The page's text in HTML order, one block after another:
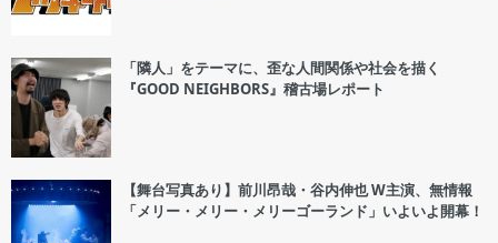
「隣人」をテーマに、歪な人間関係や社会を描く
『GOOD NEIGHBORS』稽古場レポート
【舞台写真あり】前川昂哉・谷内伸也 W主演、無情報
「メリー・メリー・メリーゴーランド」いよいよ開幕！